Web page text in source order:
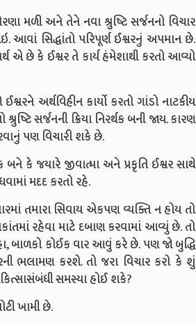
મળી અને તેને નવા શ્રુષ્ટિ સર્જનનો વિચાર
આવાં સિદ્ધાંતો પરિપૂર્ણ ઈશ્વરનું અપમાન છે.
એ છે કે ઈશ્વર તે કાર્ય હંમેશાથી કરતો આવ્યો
અર્થવિહીન કાર્યો કરતો ગાંડો નાટકીય
સર્જનની ક્રિયા નિરર્થક બની જાય. કારણ
પણ વિચારી શકે છે.
બને કે જયારે જીવાત્મા અને પ્રકૃતિ ઈશ્વર સાથે
મદદ કરતો રહે.
તમારા સિવાય એકપણ વ્યક્તિ ન હોય તો
રહેવા માટે દબાણ કરવામાં આવ્યું છે. તો
બાળકો કોઈક વાર આવું કરે છે. પણ જો બુદ્ધિ
ભલામણ કરશે. તો જરા વિચાર કરો કે શું
સમસ્યા હોઈ શકે?
ખામી છે.